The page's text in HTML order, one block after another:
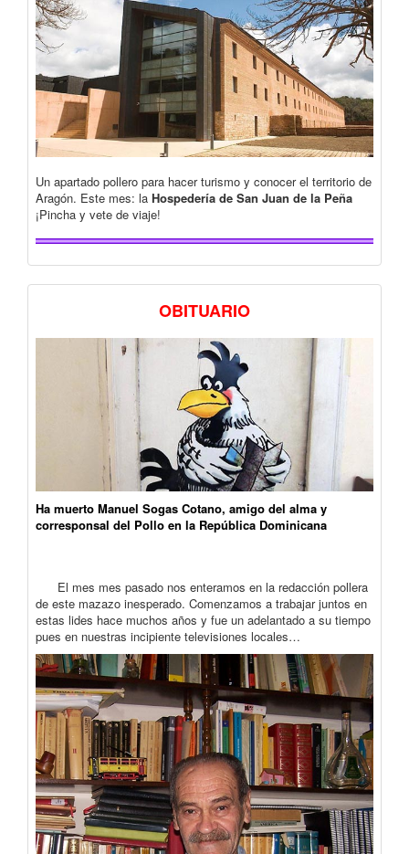
Un apartado pollero para hacer turismo y conocer el territorio de
Aragón. Este mes: la Hospedería de San Juan de la Peña
¡Pincha y vete de viaje!
OBITUARIO
Ha muerto Manuel Sogas Cotano, amigo del alma y
corresponsal del Pollo en la República Dominicana
El mes mes pasado nos enteramos en la redacción pollera
de este mazazo inesperado. Comenzamos a trabajar juntos en
estas lides hace muchos años y fue un adelantado a su tiempo
pues en nuestras incipiente televisiones locales…